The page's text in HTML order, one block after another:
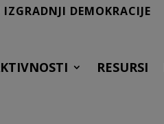
DEMOKRACIJE
RESURSI